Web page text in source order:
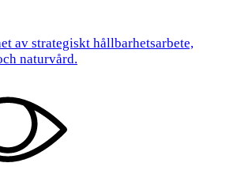
av strategiskt hållbarhetsarbete,
naturvård.